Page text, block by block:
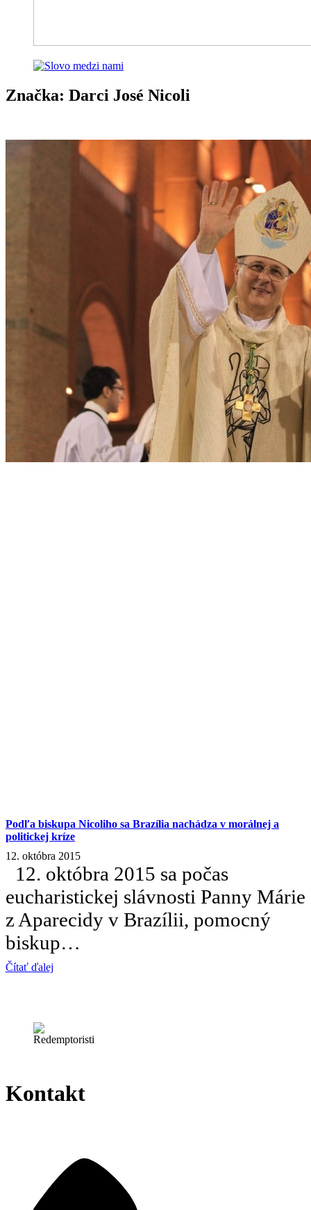
Značka: Darci José Nicoli
Podľa biskupa Nicoliho sa Brazília nachádza v morálnej a
politickej kríze
12. októbra 2015
12. októbra 2015 sa počas
eucharistickej slávnosti Panny Márie
z Aparecidy v Brazílii, pomocný
biskup…
Čítať ďalej
Kontakt